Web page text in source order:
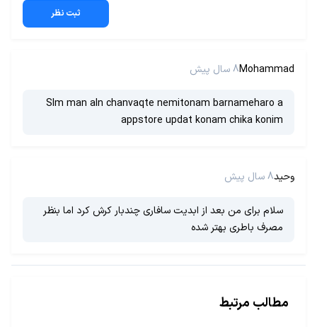
ثبت نظر
Mohammad8 سال پیش
Slm man aln chanvaqte nemitonam barnameharo a
appstore updat konam chika konim
وحید8 سال پیش
سلام برای من بعد از ابدیت سافاری چندبار کرش کرد اما بنظر
مصرف باطری بهتر شده
مطالب مرتبط